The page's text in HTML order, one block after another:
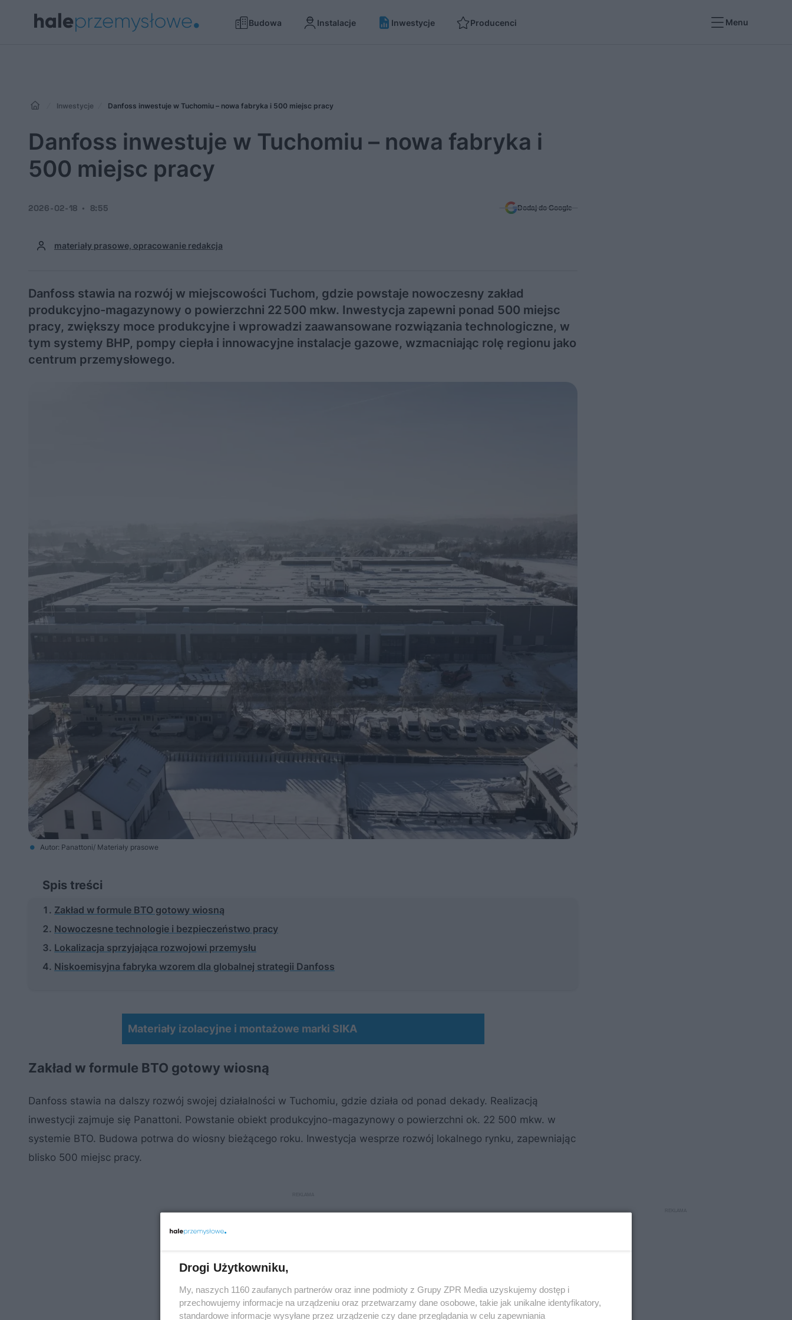
Budowa Instalacje Inwestycje Producenci Menu
Inwestycje Danfoss inwestuje w Tuchomiu – nowa fabryka i 500 miejsc pracy
Danfoss inwestuje w Tuchomiu – nowa fabryka i
500 miejsc pracy
materiały prasowe, opracowanie redakcja
2026-02-18 8:55 Dodaj do Google
Danfoss stawia na rozwój w miejscowości Tuchom, gdzie powstaje nowoczesny zakład
produkcyjno-magazynowy o powierzchni 22 500 mkw. Inwestycja zapewni ponad 500 miejsc
pracy, zwiększy moce produkcyjne i wprowadzi zaawansowane rozwiązania technologiczne, w
tym systemy BHP, pompy ciepła i innowacyjne instalacje gazowe, wzmacniając rolę regionu jako
centrum przemysłowego.
Autor: Panattoni/ Materiały prasowe
Spis treści
Zakład w formule BTO gotowy wiosną
Nowoczesne technologie i bezpieczeństwo pracy
Lokalizacja sprzyjająca rozwojowi przemysłu
Niskoemisyjna fabryka wzorem dla globalnej strategii Danfoss
Materiały izolacyjne i montażowe marki SIKA
Zakład w formule BTO gotowy wiosną
Danfoss stawia na dalszy rozwój swojej działalności w Tuchomiu, gdzie działa od ponad dekady. Realizacją
inwestycji zajmuje się Panattoni. Powstanie obiekt produkcyjno-magazynowy o powierzchni ok. 22 500 mkw. w
systemie BTO. Budowa potrwa do wiosny bieżącego roku. Inwestycja wesprze rozwój lokalnego rynku, zapewniając
blisko 500 miejsc pracy.
Drogi Użytkowniku,
My, naszych 1160 zaufanych partnerów oraz inne podmioty z Grupy ZPR Media uzyskujemy dostęp i
przechowujemy informacje na urządzeniu oraz przetwarzamy dane osobowe, takie jak unikalne identyfikatory,
standardowe informacje wysyłane przez urządzenie czy dane przeglądania w celu zapewniania